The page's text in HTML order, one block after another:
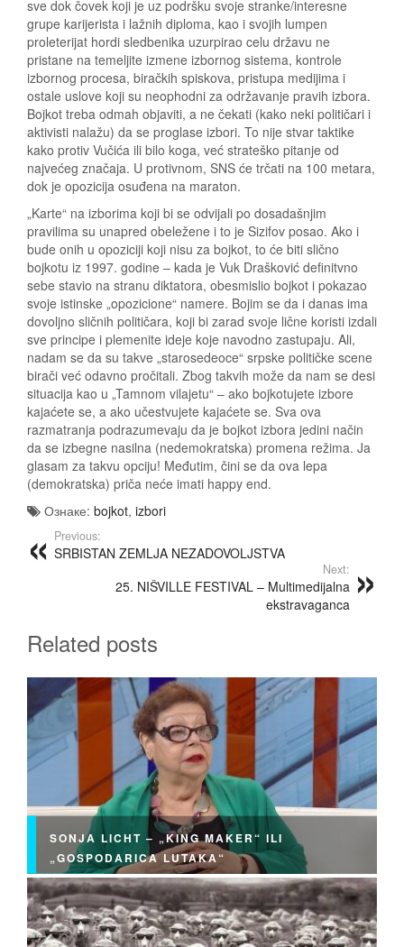
sve dok čovek koji je uz podršku svoje stranke/interesne
grupe karijerista i lažnih diploma, kao i svojih lumpen
proleterijat hordi sledbenika uzurpirao celu državu ne
pristane na temeljite izmene izbornog sistema, kontrole
izbornog procesa, biračkih spiskova, pristupa medijima i
ostale uslove koji su neophodni za održavanje pravih izbora.
Bojkot treba odmah objaviti, a ne čekati (kako neki političari i
aktivisti nalažu) da se proglase izbori. To nije stvar taktike
kako protiv Vučića ili bilo koga, već strateško pitanje od
najvećeg značaja. U protivnom, SNS će trčati na 100 metara,
dok je opozicija osuđena na maraton.
„Karte“ na izborima koji bi se odvijali po dosadašnjim
pravilima su unapred obeležene i to je Sizifov posao. Ako i
bude onih u opoziciji koji nisu za bojkot, to će biti slično
bojkotu iz 1997. godine – kada je Vuk Drašković definitvno
sebe stavio na stranu diktatora, obesmislio bojkot i pokazao
svoje istinske „opozicione“ namere. Bojim se da i danas ima
dovoljno sličnih političara, koji bi zarad svoje lične koristi izdali
sve principe i plemenite ideje koje navodno zastupaju. Ali,
nadam se da su takve „starosedeoce“ srpske političke scene
birači već odavno pročitali. Zbog takvih može da nam se desi
situacija kao u „Tamnom vilajetu“ – ako bojkotujete izbore
kajaćete se, a ako učestvujete kajaćete se. Sva ova
razmatranja podrazumevaju da je bojkot izbora jedini način
da se izbegne nasilna (nedemokratska) promena režima. Ja
glasam za takvu opciju! Međutim, čini se da ova lepa
(demokratska) priča neće imati happy end.
Ознаке: bojkot, izbori
Previous:
SRBISTAN ZEMLJA NEZADOVOLJSTVA
Next:
25. NIŠVILLE FESTIVAL – Multimedijalna
ekstravaganca
Related posts
SONJA LICHT – „KING MAKER“ ILI
„GOSPODARICA LUTAKA“